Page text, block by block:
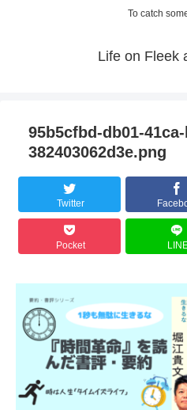
To catch
Life on Fleek
95b5cfbd-db01-
382403062d3e.png
Twitter
Pocket